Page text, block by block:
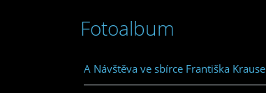
Fotoalbum
A Návštěva ve sbírce Františka Krause